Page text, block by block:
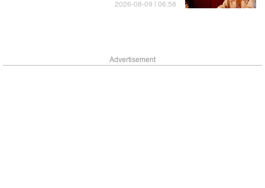
أجل الخدمة لا الإستغلال
06:58 | 2026-08-09
Advertisement